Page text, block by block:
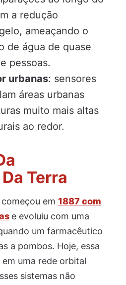
a redução
ameaçando o
de água de quase
pessoas.
urbanas: sensores
áreas urbanas
muito mais altas
ao redor.
Terra
em 1887 com
e evoluiu com uma
um farmacêutico
a pombos. Hoje, essa
uma rede orbital
sistemas não